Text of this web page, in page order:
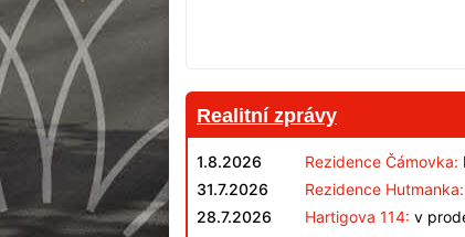
Realitní zprávy
1.8.2026 Rezidence Čámovka:
31.7.2026
Rezidence Hutmanka:
28.7.2026
Hartigova 114: v